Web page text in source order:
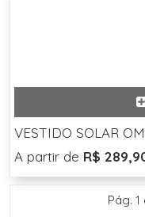
VESTIDO SOLAR
A partir de R$
Pág.